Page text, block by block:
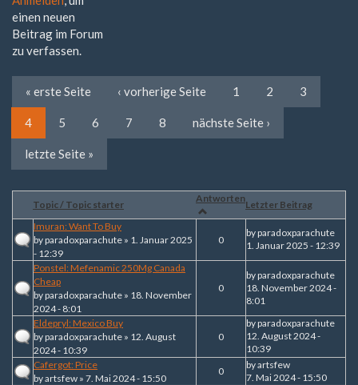
einen neuen
Beitrag im Forum
zu verfassen.
« erste Seite ‹ vorherige Seite 1 2 3
4 5 6 7 8 nächste Seite ›
letzte Seite »
Topic / Topic starter
Antworten
Letzter Beitrag
Imuran: Want To Buy
byparadoxparachute » 1. Januar 2025
- 12:39
0
byparadoxparachute
1. Januar 2025 - 12:39
Ponstel: Mefenamic 250Mg Canada
Cheap
byparadoxparachute » 18. November
2024 - 8:01
0
byparadoxparachute
18. November 2024 -
8:01
Eldepryl: Mexico Buy
byparadoxparachute » 12. August
2024 - 10:39
0
byparadoxparachute
12. August 2024 -
10:39
Cafergot: Price
byartsfew » 7. Mai 2024 - 15:50
0
byartsfew
7. Mai 2024 - 15:50